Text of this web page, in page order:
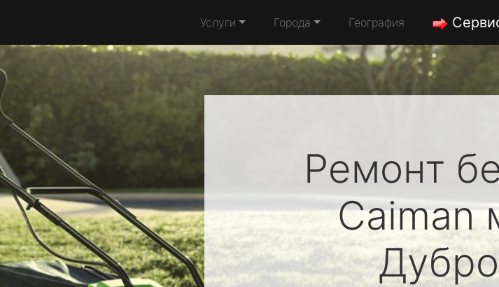
Услуги Города География
Ремонт
Caiman